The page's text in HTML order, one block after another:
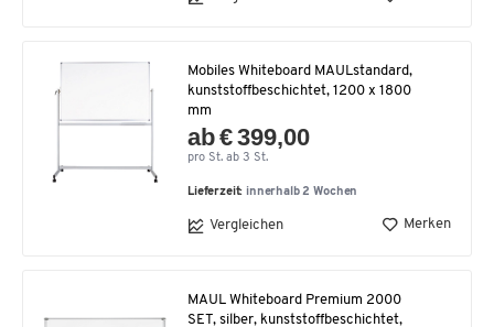
Mobiles Whiteboard MAULstandard,
kunststoffbeschichtet, 1200 x 1800
mm
ab € 399,00
pro St. ab 3 St.
Lieferzeit: innerhalb 2 Wochen
Vergleichen Merken
MAUL Whiteboard Premium 2000
SET, silber, kunststoffbeschichtet,